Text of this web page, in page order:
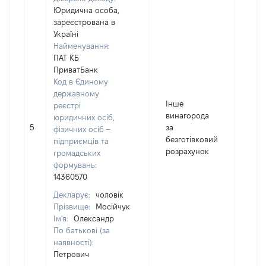
5
Юридична особа,
зареєстрована в
Україні
Найменування:
ПАТ КБ
ПриватБанк
Код в Єдиному
державному
реєстрі
юридичних осіб,
фізичних осіб –
підприємців та
громадських
формувань:
14360570
Декларує:
чоловік
Прізвище:
Мосійчук
Ім'я:
Олександр
По батькові (за
наявності):
Петрович
Інше
винагорода
за
безготівковий
розрахунок